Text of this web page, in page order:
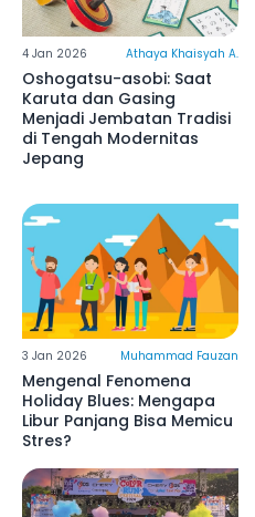
4 Jan 2026 Athaya Khaisyah A.
Oshogatsu-asobi: Saat
Karuta dan Gasing
Menjadi Jembatan Tradisi
di Tengah Modernitas
Jepang
3 Jan 2026 Muhammad Fauzan
Mengenal Fenomena
Holiday Blues: Mengapa
Libur Panjang Bisa Memicu
Stres?